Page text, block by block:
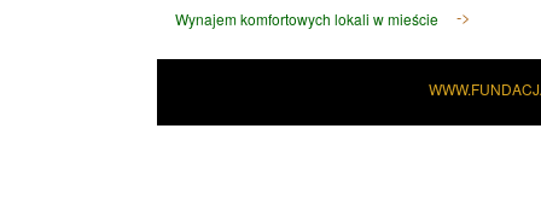
Wynajem komfortowych lokali w mieście